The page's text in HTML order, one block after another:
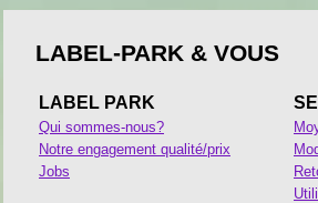
LABEL-PARK & VOUS
LABEL PARK
Qui sommes-nous?
Notre engagement qualité/prix
Jobs